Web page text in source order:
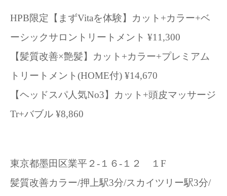
HPB限定【まずVitaを体験】カット+カラー+ベ
ーシックサロントリートメント ¥11,300
【髪質改善×艶髪】カット+カラー+プレミアム
トリートメント(HOME付) ¥14,670
【ヘッドスパ人気No3】カット+頭皮マッサージ
Tr+バブル ¥8,860
東京都墨田区業平２-１６-１２ １F
髪質改善カラー/押上駅3分/スカイツリー駅3分/